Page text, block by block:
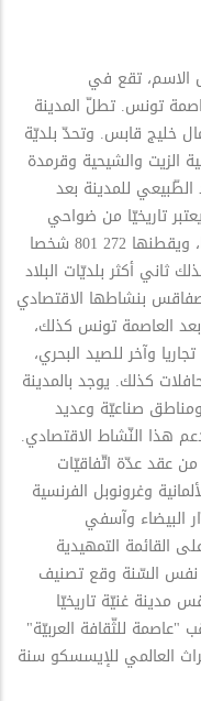
تقع في
وتبعد 270 كم عن العاصمة تونس. تطلّ المدينة
خليج قابس. وتحدّ بلديّة
الزيت والشيحية وقرمدة
الطّبيعي للمدينة بعد
تاريخيّا من ضواحي
المدينة. تمسح بلديّة صفاقس 56 كم مربعا، ويقطنها 272 801 شخصا
لسنة 2014، وهي بذلك ثاني أكثر بلديّات البلاد
بنشاطها الاقتصادي
العاصمة تونس كذلك،
وآخر للصيد البحري،
كذلك. يوجد بالمدينة
صناعيّة وعديد
هذا النّشاط الاقتصادي.
عقد عدّة اتّفاقيّات
وغرونوبل الفرنسية
البيضاء وآسفي
القائمة التمهيدية
لليونسكو سنة 2012، وفي نفس السّنة وقع تصنيف
مدينة غنيّة تاريخيّا
للثّقافة العربيّة"
التّراث العالمي للإيسسكو سنة